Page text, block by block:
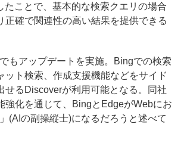
たことで、基本的な検索クエリの場合
正確で関連性の高い結果を提供できる
もアップデートを実施。Bingでの検索
ット検索、作成支援機能などをサイド
せるDiscoverが利用可能となる。同社
強化を通じて、BingとEdgeがWebにお
(AIの副操縦士)になるだろうと述べて